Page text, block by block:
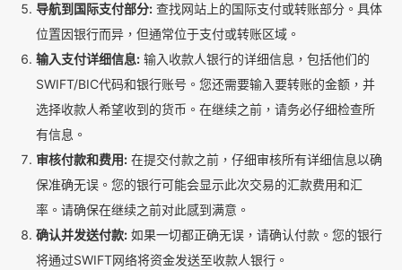
导航到国际支付部分: 查找网站上的国际支付或转账部分。具体
位置因银行而异，但通常位于支付或转账区域。
输入支付详细信息: 输入收款人银行的详细信息，包括他们的
SWIFT/BIC代码和银行账号。您还需要输入要转账的金额，并
选择收款人希望收到的货币。在继续之前，请务必仔细检查所
有信息。
审核付款和费用: 在提交付款之前，仔细审核所有详细信息以确
保准确无误。您的银行可能会显示此次交易的汇款费用和汇
率。请确保在继续之前对此感到满意。
确认并发送付款: 如果一切都正确无误，请确认付款。您的银行
将通过SWIFT网络将资金发送至收款人银行。